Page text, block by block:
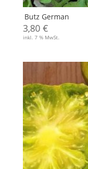
Butz German
3,80 €
inkl. 7 % MwSt.